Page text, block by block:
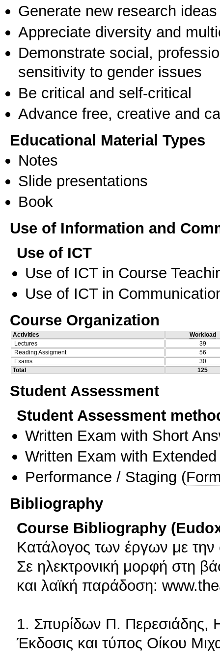
Generate new research ideas
Appreciate diversity and
Demonstrate social,
sensitivity to gender issues
Be critical and self-critical
Advance free, creative and
Educational Material Types
Notes
Slide presentations
Book
Use of Information and
Use of ICT
Use of ICT in Course
Use of ICT in
Course Organization
Activities
Workload
Lectures
39
Reading Assigment
56
Exams
30
Total
125
Student Assessment
Student Assessment
Written Exam with Short
Written Exam with
Performance / Staging (
Bibliography
Course Bibliography
Κατάλογος των έργων με την
Σε ηλεκτρονική μορφή στη
και λαϊκή παράδοση:
1. Σπυρίδων Π.
Έκδοσις και τύπος Οίκου